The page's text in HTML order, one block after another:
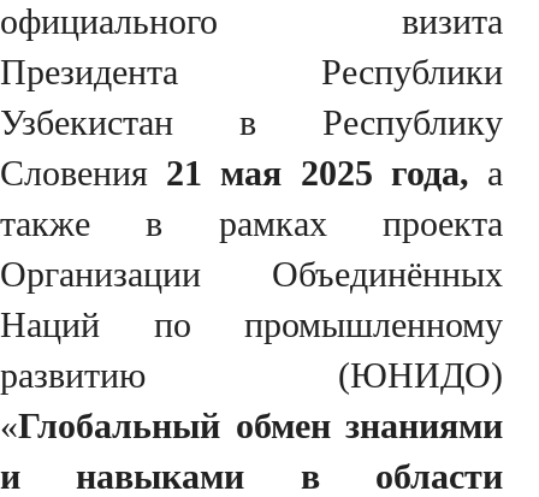
официального визита
Президента Республики
Узбекистан в Республику
Словения 21 мая 2025 года, а
также в рамках проекта
Организации Объединённых
Наций по промышленному
развитию (ЮНИДО)
«Глобальный обмен знаниями
и навыками в области